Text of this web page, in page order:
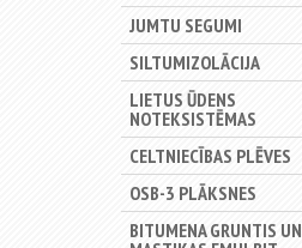
JUMTU SEGUMI
SILTUMIZOLĀCIJA
LIETUS ŪDENS
NOTEKSISTĒMAS
CELTNIECĪBAS PLĒVES
OSB-3 PLĀKSNES
BITUMENA GRUNTIS UN